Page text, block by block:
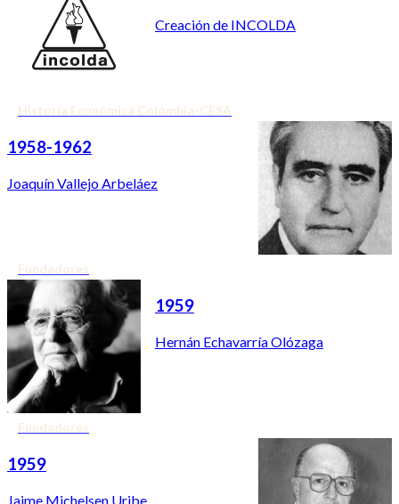
Creación de INCOLDA
Historia Económica Colombia-CESA
1958-1962
Joaquín Vallejo Arbeláez
Fundadores
1959
Hernán Echavarría Olózaga
Fundadores
1959
Jaime Michelsen Uribe